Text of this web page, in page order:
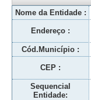
Nome da Entidade :
Endereço :
Cód.Município :
CEP :
Sequencial
Entidade: